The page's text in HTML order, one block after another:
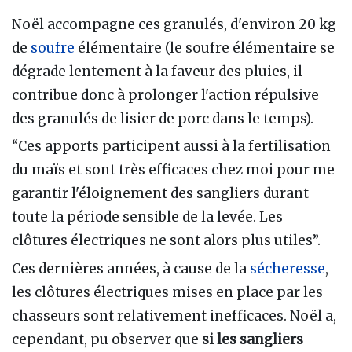
Noël accompagne ces granulés, d'environ 20 kg
de soufre élémentaire (le soufre élémentaire se
dégrade lentement à la faveur des pluies, il
contribue donc à prolonger l'action répulsive
des granulés de lisier de porc dans le temps).
“Ces apports participent aussi à la fertilisation
du maïs et sont très efficaces chez moi pour me
garantir l'éloignement des sangliers durant
toute la période sensible de la levée. Les
clôtures électriques ne sont alors plus utiles”.
Ces dernières années, à cause de la sécheresse,
les clôtures électriques mises en place par les
chasseurs sont relativement inefficaces. Noël a,
cependant, pu observer que si les sangliers